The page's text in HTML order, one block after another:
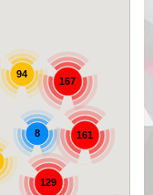
167
94
161
129
8